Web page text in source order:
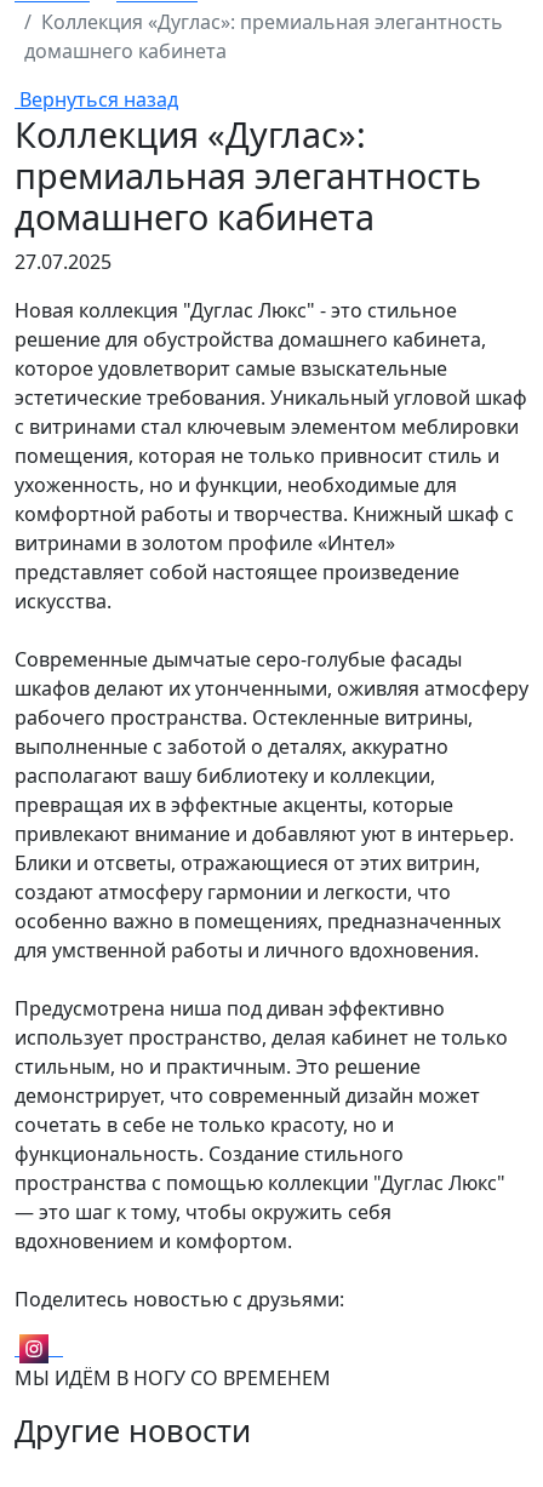
Коллекция «Дуглас»: премиальная элегантность
домашнего кабинета
Вернуться назад
Коллекция «Дуглас»:
премиальная элегантность
домашнего кабинета
27.07.2025
Новая коллекция "Дуглас Люкс" - это стильное
решение для обустройства домашнего кабинета,
которое удовлетворит самые взыскательные
эстетические требования. Уникальный угловой шкаф
с витринами стал ключевым элементом меблировки
помещения, которая не только привносит стиль и
ухоженность, но и функции, необходимые для
комфортной работы и творчества. Книжный шкаф с
витринами в золотом профиле «Интел»
представляет собой настоящее произведение
искусства.
Современные дымчатые серо-голубые фасады
шкафов делают их утонченными, оживляя атмосферу
рабочего пространства. Остекленные витрины,
выполненные с заботой о деталях, аккуратно
располагают вашу библиотеку и коллекции,
превращая их в эффектные акценты, которые
привлекают внимание и добавляют уют в интерьер.
Блики и отсветы, отражающиеся от этих витрин,
создают атмосферу гармонии и легкости, что
особенно важно в помещениях, предназначенных
для умственной работы и личного вдохновения.
Предусмотрена ниша под диван эффективно
использует пространство, делая кабинет не только
стильным, но и практичным. Это решение
демонстрирует, что современный дизайн может
сочетать в себе не только красоту, но и
функциональность. Создание стильного
пространства с помощью коллекции "Дуглас Люкс"
— это шаг к тому, чтобы окружить себя
вдохновением и комфортом.
Поделитесь новостью с друзьями:
МЫ ИДЁМ В НОГУ СО ВРЕМЕНЕМ
Другие новости